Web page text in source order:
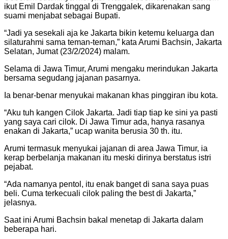
ikut Emil Dardak tinggal di Trenggalek, dikarenakan sang
suami menjabat sebagai Bupati.
“Jadi ya sesekali aja ke Jakarta bikin ketemu keluarga dan
silaturahmi sama teman-teman,” kata Arumi Bachsin, Jakarta
Selatan, Jumat (23/2/2024) malam.
Selama di Jawa Timur, Arumi mengaku merindukan Jakarta
bersama segudang jajanan pasarnya.
Ia benar-benar menyukai makanan khas pinggiran ibu kota.
“Aku tuh kangen Cilok Jakarta. Jadi tiap tiap ke sini ya pasti
yang saya cari cilok. Di Jawa Timur ada, hanya rasanya
enakan di Jakarta,” ucap wanita berusia 30 th. itu.
Arumi termasuk menyukai jajanan di area Jawa Timur, ia
kerap berbelanja makanan itu meski dirinya berstatus istri
pejabat.
“Ada namanya pentol, itu enak banget di sana saya puas
beli. Cuma terkecuali cilok paling the best di Jakarta,”
jelasnya.
Saat ini Arumi Bachsin bakal menetap di Jakarta dalam
beberapa hari.